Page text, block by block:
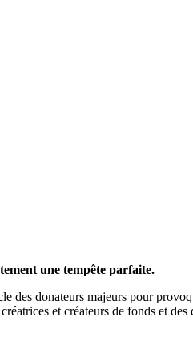
une tempête parfaite.
des donateurs majeurs pour
et créateurs de fonds et